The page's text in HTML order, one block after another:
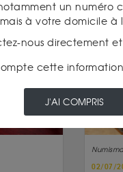
02/07/
un numéro
à votre domicile à
nous directement
cette
J'AI COMPRIS